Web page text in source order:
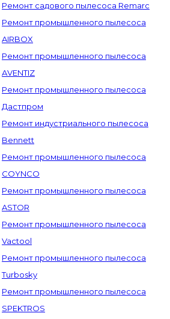
Ремонт садового пылесоса Remarc
Ремонт промышленного пылесоса
AIRBOX
Ремонт промышленного пылесоса
AVENTIZ
Ремонт промышленного пылесоса
Дастпром
Ремонт индустриального пылесоса
Bennett
Ремонт промышленного пылесоса
COYNCO
Ремонт промышленного пылесоса
ASTOR
Ремонт промышленного пылесоса
Vactool
Ремонт промышленного пылесоса
Turbosky
Ремонт промышленного пылесоса
SPEKTROS